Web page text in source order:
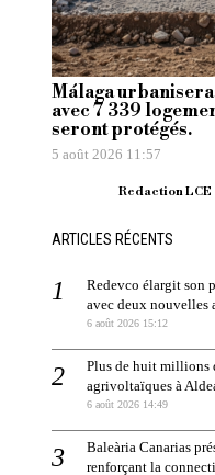
Málaga
avec 7 339
seront protégés.
5 août 2026 11:57
Redaction LCE
ARTICLES RÉCENTS
Redevco élargit son
avec deux nouvelles
6 août 2026 15:12
Plus de huit millions
agrivoltaïques à
6 août 2026 14:49
Baleària Canarias
renforçant la